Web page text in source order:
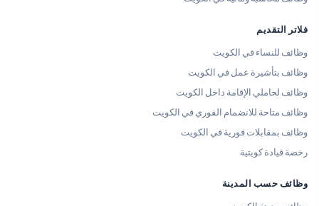
فلاتر التقديم
وظائف للنساء في الكويت
وظائف بتأشيرة عمل في الكويت
وظائف لحاملي الإقامة داخل الكويت
وظائف متاحة للانضمام الفوري في الكويت
وظائف بمقابلات فورية في الكويت
رخصة قيادة كويتية
وظائف حسب المدينة